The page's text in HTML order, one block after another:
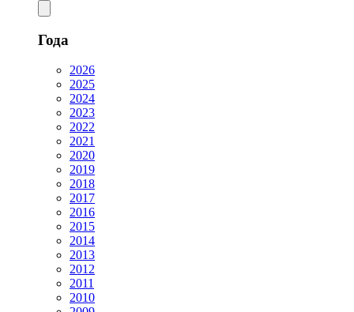
Года
2026
2025
2024
2023
2022
2021
2020
2019
2018
2017
2016
2015
2014
2013
2012
2011
2010